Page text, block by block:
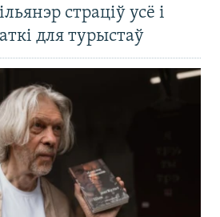
страціў усё і
для турыстаў